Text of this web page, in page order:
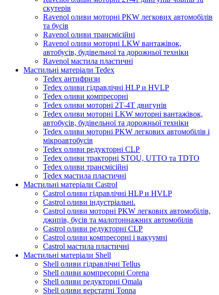
скутерів
Ravenol оливи моторні PKW легкових автомобілів
та бусів
Ravenol оливи трансмісійні
Ravenol оливи моторні LKW вантажівок,
автобусів, будівельної та дорожньої техніки
Ravenol мастила пластичні
Мастильні матеріали Tedex
Tedex антифризи
Tedex оливи гідравлічні HLP и HVLP
Tedex оливи компресорні
Tedex оливи моторні 2Т-4Т двигунів
Tedex оливи моторні LKW моторні вантажівок,
автобусів, будівельної та дорожньої техніки
Tedex оливи моторні PKW легкових автомобілів і
мікроавтобусів
Tedex оливи редукторні CLP
Tedex оливи тракторні STOU, UTTO та TDTO
Tedex оливи трансмісійні
Tedex мастила пластичні
Мастильні матеріали Castrol
Castrol оливи гідравлічні HLP и HVLP
Castrol оливи індустріальні.
Castrol оливи моторні PKW легкових автомобілів,
джипів, бусів та малотоннажних автомобілів
Castrol оливи редукторні CLP
Castrol оливи компресорні і вакуумні
Castrol мастила пластичні
Мастильні матеріали Shell
Shell оливи гідравлічні Tellus
Shell оливи компресорні Corena
Shell оливи редукторні Omala
Shell оливи верстатні Tonna